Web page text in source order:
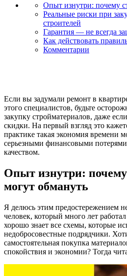
Опыт изнутри: почему
Реальные риски при
строителей
Гарантия — не всегда
Как действовать
Комментарии
Если вы задумали ремонт в
этого специалистов, будьте
закупку стройматериалов, даже
скидки. На первый взгляд это
практике такая экономия времени
серьезными финансовыми
качеством.
Опыт изнутри:
могут обмануть
Я делюсь этим предостережением
человек, который много лет
хорошо знает все схемы, которые
недобросовестные подрядчики.
самостоятельная покупка
спокойствия и экономии? Тогда